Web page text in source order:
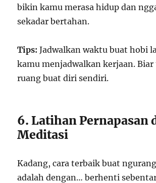
bikin kamu merasa hidup dan
sekadar bertahan.
Tips: Jadwalkan waktu buat hobi
kamu menjadwalkan kerjaan. Biar
ruang buat diri sendiri.
6. Latihan Pernapasan
Meditasi
Kadang, cara terbaik buat
adalah dengan… berhenti